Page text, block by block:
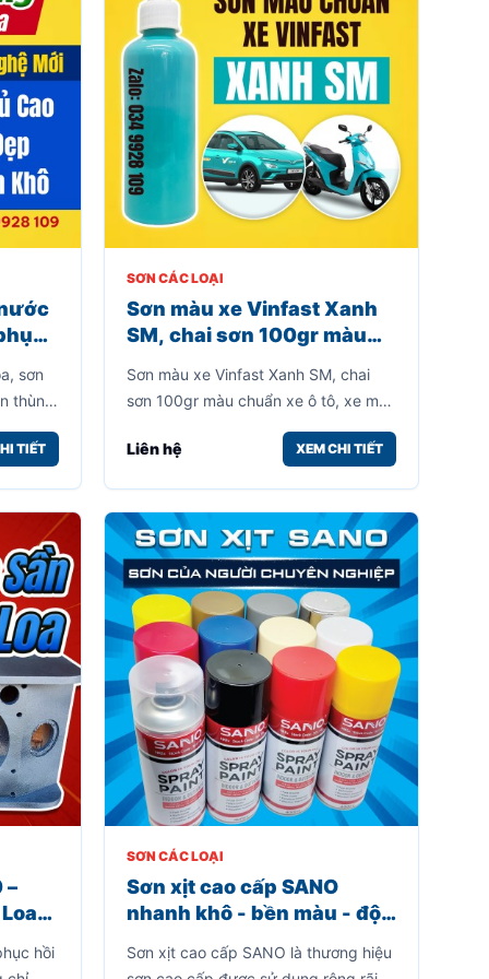
sơn
thùng
quả
TIẾT
SƠN CÁC LOẠI
Sơn màu xe Vinfast Xanh
SM, chai sơn 100gr màu
Xanh SM dùng để dặm vá
các vết trầy xước
Sơn màu xe Vinfast Xanh SM, chai
sơn 100gr màu chuẩn xe ô tô, xe máy
trầy xước
Liên hệ XEM CHI TIẾT
–
hồi
SƠN CÁC LOẠI
Sơn xịt cao cấp SANO
nhanh khô - bền màu - độ
Sơn xịt cao cấp SANO là thương hiệu